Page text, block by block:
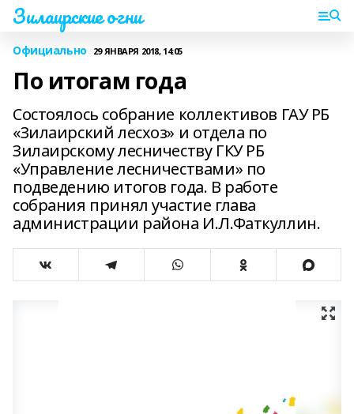
Зилаирские огни
Официально 29 ЯНВАРЯ 2018, 14:05
По итогам года
Состоялось собрание коллективов ГАУ РБ
«Зилаирский лесхоз» и отдела по
Зилаирскому лесничеству ГКУ РБ
«Управление лесничествами» по
подведению итогов года. В работе
собрания принял участие глава
администрации района И.Л.Фаткуллин.